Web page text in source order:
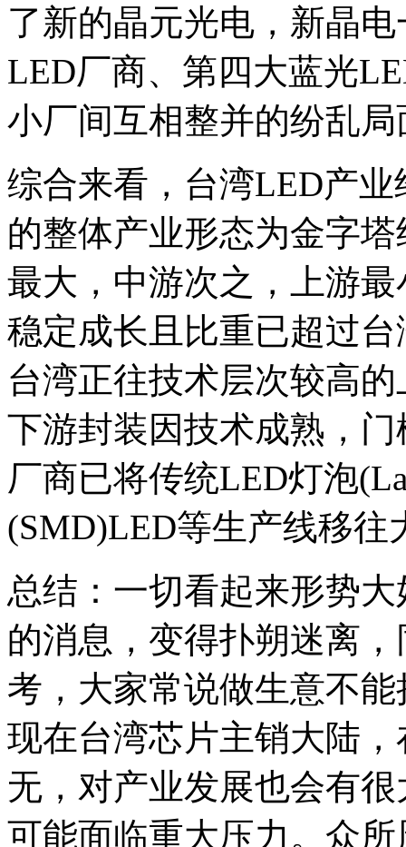
了新的晶元光电，新晶
LED厂商、第四大蓝光
小厂间互相整并的纷乱局
综合来看，台湾LED产
的整体产业形态为金字
最大，中游次之，上游
稳定成长且比重已超过
台湾正往技术层次较高
下游封装因技术成熟，
厂商已将传统LED灯泡
(SMD)LED等生产线移往
总结：一切看起来形势
的消息，变得扑朔迷离
考，大家常说做生意不
现在台湾芯片主销大陆
无，对产业发展也会有
可能面临重大压力。众